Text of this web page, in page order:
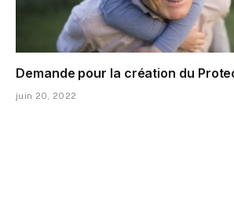
Demande pour la création du
juin 20, 2022